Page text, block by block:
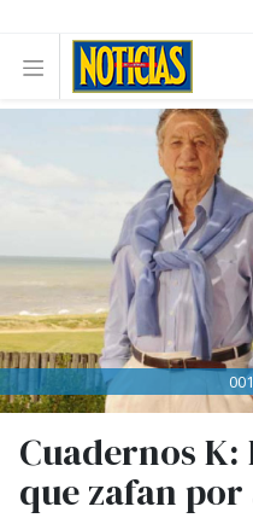
Cuadernos
que zafan